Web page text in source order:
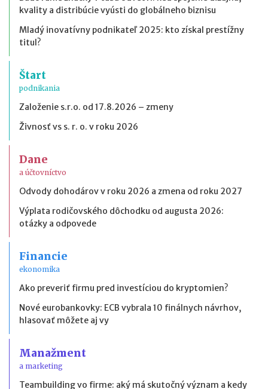
kvality a distribúcie vyústi do globálneho biznisu
Mladý inovatívny podnikateľ 2025: kto získal prestížny
titul?
Štart
podnikania
Založenie s.r.o. od 17.8.2026 – zmeny
Živnosť vs s. r. o. v roku 2026
Dane
a účtovníctvo
Odvody dohodárov v roku 2026 a zmena od roku 2027
Výplata rodičovského dôchodku od augusta 2026:
otázky a odpovede
Financie
ekonomika
Ako preveriť firmu pred investíciou do kryptomien?
Nové eurobankovky: ECB vybrala 10 finálnych návrhov,
hlasovať môžete aj vy
Manažment
a marketing
Teambuilding vo firme: aký má skutočný význam a kedy